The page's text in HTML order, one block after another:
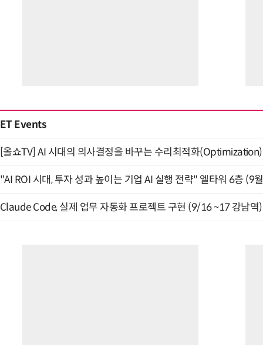
ET Events
[올쇼TV] AI 시대의 의사결정을 바꾸는 수리최적화
"AI ROI 시대, 투자 성과 높이는 기업 AI 실행 전략" 엘타워 6층 (9
Claude Code, 실제 업무 자동화 프로젝트 구현 (9/16 ~17 강남역)